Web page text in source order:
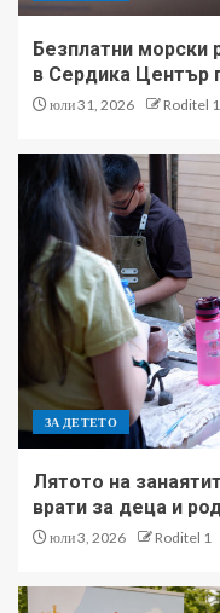
Безплатни морски
в Сердика Център
юли 31, 2026 Roditel 1
ЗА ДЕТЕТО
Лятото на
врати за деца и
юли 3, 2026 Roditel 1